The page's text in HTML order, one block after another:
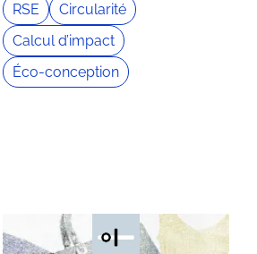
RSE
Circularité
Calcul d’impact
Éco-conception